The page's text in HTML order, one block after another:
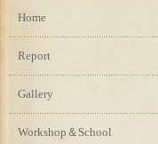
Home
Report
Gallery
Workshop＆School